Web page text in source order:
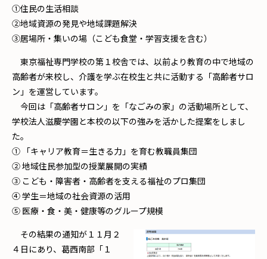
①住民の生活相談
②地域資源の発見や地域課題解決
③居場所・集いの場（こども食堂・学習支援を含む）
東京福祉専門学校の第１校舎では、以前より教育の中で地域の
高齢者が来校し、介護を学ぶ在校生と共に活動する「高齢者サロ
ン」を運営しています。
今回は「高齢者サロン」を「なごみの家」の活動場所として、
学校法人滋慶学園と本校の以下の強みを活かした提案をしまし
た。
① 「キャリア教育＝生きる力」を育む教職員集団
② 地域住民参加型の授業展開の実績
③ こども・障害者・高齢者を支える福祉のプロ集団
④ 学生＝地域の社会資源の活用
⑤ 医療・食・美・健康等のグループ規模
その結果の通知が１１月２
４日にあり、葛西南部「１